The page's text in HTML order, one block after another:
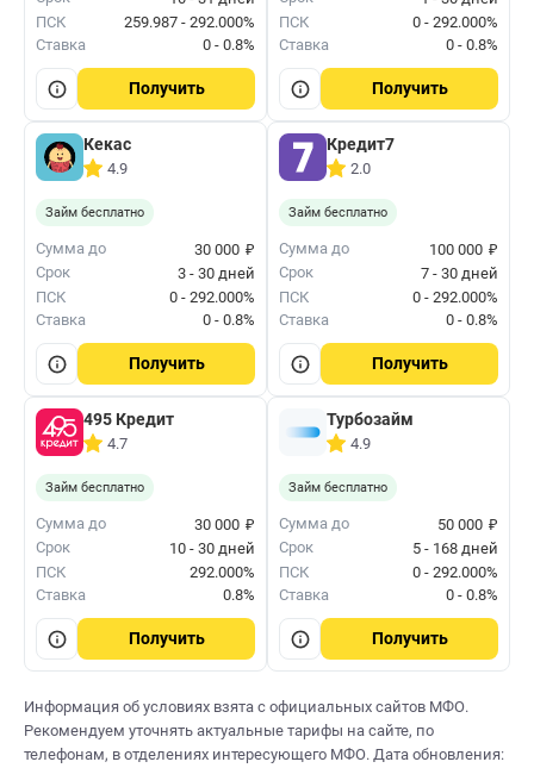
ПСК
259.987 - 292.000%
Ставка
0 - 0.8%
Получить
ПСК
0 - 292.000%
Ставка
0 - 0.8%
Получить
Кекас
4.9
Займ бесплатно
Сумма до 30 000 ₽
Срок
3 - 30 дней
ПСК
0 - 292.000%
Ставка
0 - 0.8%
Получить
Кредит7
2.0
Займ бесплатно
Сумма до 100 000 ₽
Срок
7 - 30 дней
ПСК
0 - 292.000%
Ставка
0 - 0.8%
Получить
495 Кредит
4.7
Займ бесплатно
Сумма до 30 000 ₽
Срок
10 - 30 дней
ПСК
292.000%
Ставка
0.8%
Получить
Турбозайм
4.9
Займ бесплатно
Сумма до 50 000 ₽
Срок
5 - 168 дней
ПСК
0 - 292.000%
Ставка
0 - 0.8%
Получить
Информация об условиях взята с официальных сайтов МФО.
Рекомендуем уточнять актуальные тарифы на сайте, по
телефонам, в отделениях интересующего МФО. Дата обновления: